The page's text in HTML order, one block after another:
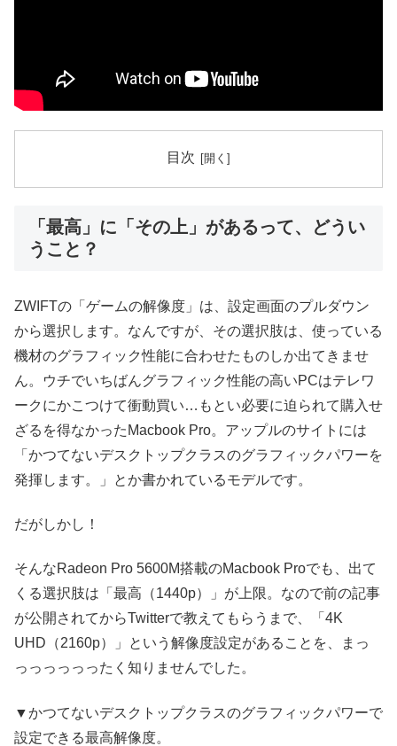
目次
「最高」に「その上」があるって、どうい
うこと？
ZWIFTの「ゲームの解像度」は、設定画面のプルダウン
から選択します。なんですが、その選択肢は、使っている
機材のグラフィック性能に合わせたものしか出てきませ
ん。ウチでいちばんグラフィック性能の高いPCはテレワ
ークにかこつけて衝動買い…もとい必要に迫られて購入せ
ざるを得なかったMacbook Pro。アップルのサイトには
「かつてないデスクトップクラスのグラフィックパワーを
発揮します。」とか書かれているモデルです。
だがしかし！
そんなRadeon Pro 5600M搭載のMacbook Proでも、出て
くる選択肢は「最高（1440p）」が上限。なので前の記事
が公開されてからTwitterで教えてもらうまで、「4K
UHD（2160p）」という解像度設定があることを、まっ
っっっっっったく知りませんでした。
▼かつてないデスクトップクラスのグラフィックパワーで
設定できる最高解像度。